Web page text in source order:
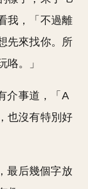
我，「不過離
先來找你。所
咯。」
介事道，「A
也沒有特別好
最后幾個字放